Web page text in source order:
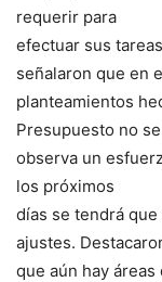
requerir para
efectuar sus
señalaron que en
planteamientos
Presupuesto no se
observa un
los próximos
días se tendrá
ajustes.
que aún hay